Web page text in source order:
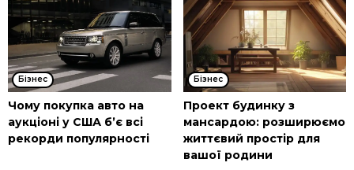
Бізнес
Чому покупка авто на
аукціоні у США б’є всі
рекорди популярності
Бізнес
Проект будинку з
мансардою: розширюємо
життєвий простір для
вашої родини